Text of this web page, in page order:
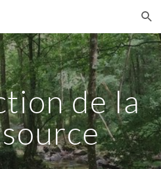
Skip to navigation
de la